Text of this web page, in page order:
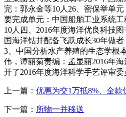
完：郭永金等10人26、密保举单
要完成单元：中国船舶工业系统
10人四、2016年度海洋优良科技
国海洋钻井配备飞跃成长30年做
3、中国分析水产养殖的生态学根
伟，谭丽菊责编：孟显丽2016年
开了2016年度海洋科学手艺评审委
上一篇： 优惠为交1万抵8%、全款
下一篇： 所物一并移送